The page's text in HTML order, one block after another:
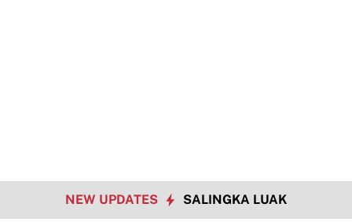
NEW UPDATES SALINGKA LUAK